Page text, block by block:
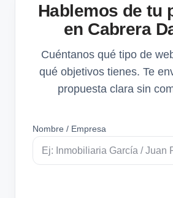
Hablemos de tu
en Cabrera
Cuéntanos qué tipo de
qué objetivos tienes. Te
propuesta clara sin
Nombre / Empresa